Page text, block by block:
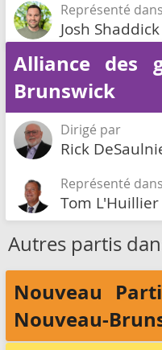
Représenté
Josh Shaddick
Alliance des
Brunswick
Dirigé par
Rick
Représenté
Tom L'Huillier
Autres partis
Nouveau
Nouveau-